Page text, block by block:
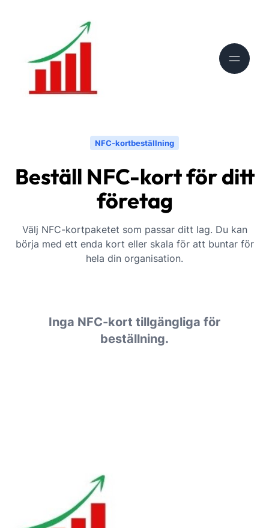
NFC-kortbeställning
Beställ NFC-kort för ditt
företag
Välj NFC-kortpaketet som passar ditt lag. Du kan
börja med ett enda kort eller skala för att buntar för
hela din organisation.
Inga NFC-kort tillgängliga för
beställning.